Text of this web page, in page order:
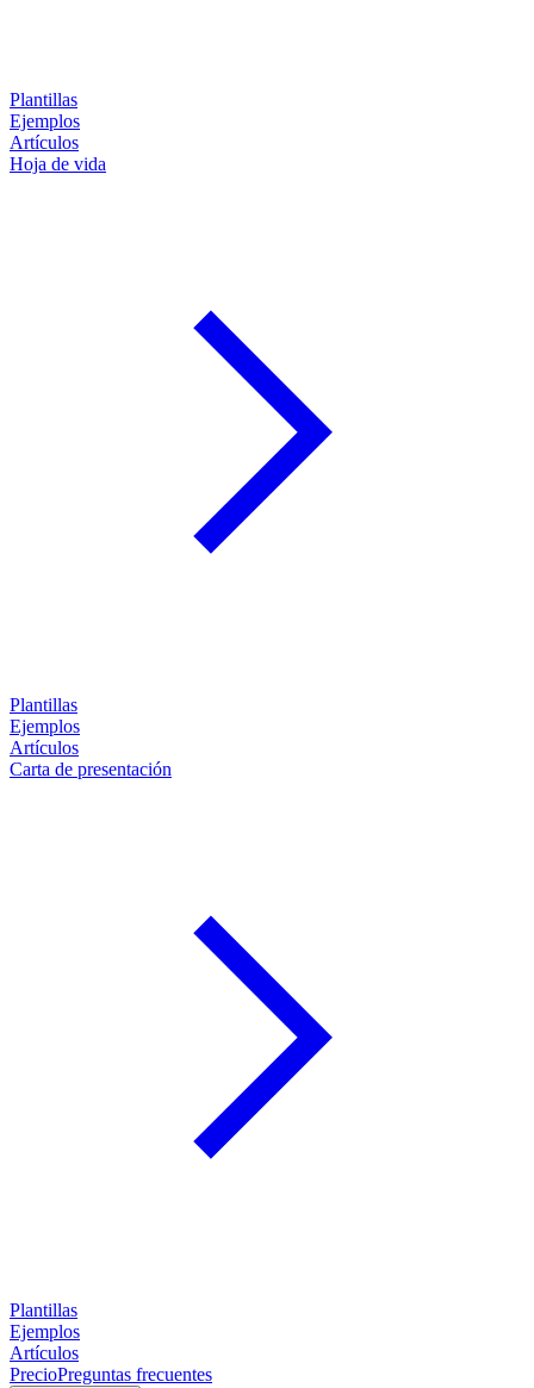
Plantillas
Ejemplos
Artículos
Hoja de vida
Plantillas
Ejemplos
Artículos
Carta de presentación
Plantillas
Ejemplos
Artículos
PrecioPreguntas frecuentes